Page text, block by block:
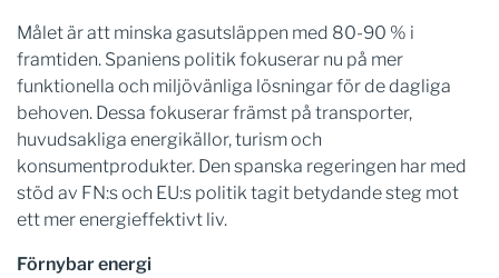
Målet är att minska gasutsläppen med 80-90 % i
framtiden. Spaniens politik fokuserar nu på mer
funktionella och miljövänliga lösningar för de dagliga
behoven. Dessa fokuserar främst på transporter,
huvudsakliga energikällor, turism och
konsumentprodukter. Den spanska regeringen har med
stöd av FN:s och EU:s politik tagit betydande steg mot
ett mer energieffektivt liv.
Förnybar energi